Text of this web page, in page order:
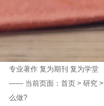
专业著作 复为期刊 复为学堂
—— 当前页面： 首页 > 研究 >
么做?